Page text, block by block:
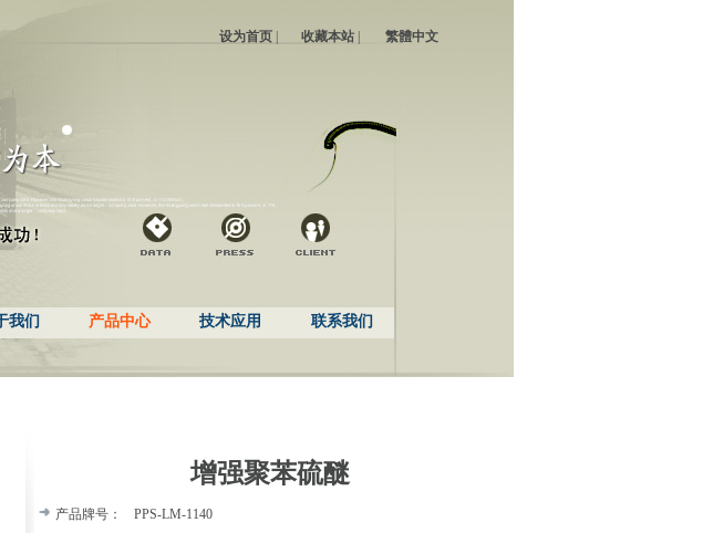
设为首页| 收藏本站 繁體中文
我们 产品中心 技术应用 联系我们
增强聚苯硫醚
产品牌号：
PPS-LM-1140